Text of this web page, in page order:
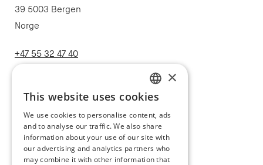
39 5003 Bergen
Norge
+47 55 32 47 40
Information
Terms & conditions
Shipping and delivery
NORWEGIAN
ENGLISH
×
This website uses cookies
We use cookies to personalise content, ads
and to analyse our traffic. We also share
information about your use of our site with
our advertising and analytics partners who
may combine it with other information that